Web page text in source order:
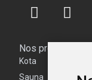
Nos produits
Kota
Sauna